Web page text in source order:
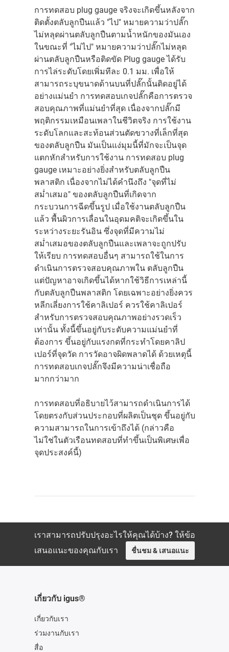
การทดสอบ plug gauge จริงจะเกิดขึ้นหลังจาก
ติดตั้งตลับลูกปืนแล้ว "ไป" หมายความว่าปลั๊ก
ไม่หลุดผ่านตลับลูกปืนตามน้ำหนักของมันเอง
ในขณะที่ "ไม่ไป" หมายความว่าปลั๊กไม่หลุด
ผ่านตลับลูกปืนหรือติดขัด Plug gauge ได้รับ
การไล่ระดับโดยเพิ่มทีละ 0.1 มม. เพื่อให้
สามารถระบุขนาดด้านบนที่ปลั๊กนั้นติดอยู่ได้
อย่างแม่นยำ การทดสอบเกจปลั๊กคือการตรวจ
สอบคุณภาพที่แม่นยำที่สุด เนื่องจากปลั๊กมี
พฤติกรรมเหมือนเพลาในชีวิตจริง การใช้งาน
ระดับโลกและสะท้อนส่วนตัดขวางที่เล็กที่สุด
ของตลับลูกปืน มันเป็นแง่มุมนี้ที่มักจะเป็นจุด
แตกหักสำหรับการใช้งาน การทดสอบ plug
gauge เหมาะอย่างยิ่งสำหรับตลับลูกปืน
พลาสติก เนื่องจากไม่ได้คำนึงถึง "จุดที่ไม่
สม่ำเสมอ" ของตลับลูกปืนที่เกิดจาก
กระบวนการฉีดขึ้นรูป เมื่อใช้งานตลับลูกปืน
แล้ว พื้นผิวการเลื่อนในอุดมคติจะเกิดขึ้นใน
ระหว่างระยะรันอิน ซึ่งจุดที่มีความไม่
สม่ำเสมอของตลับลูกปืนและเพลาจะถูกปรับ
ให้เรียบ การทดสอบอื่นๆ สามารถใช้ในการ
ดำเนินการตรวจสอบคุณภาพใน ตลับลูกปืน
แต่ปัญหาอาจเกิดขึ้นได้หากใช้วิธีการเหล่านี้
กับตลับลูกปืนพลาสติก โดยเฉพาะอย่างยิ่งควร
หลีกเลี่ยงการใช้คาลิเปอร์ ควรใช้คาลิเปอร์
สำหรับการตรวจสอบคุณภาพอย่างรวดเร็ว
เท่านั้น ทั้งนี้ขึ้นอยู่กับระดับความแม่นยำที่
ต้องการ ขึ้นอยู่กับแรงกดที่กระทำโดยคาลิป
เปอร์ที่จุดวัด การวัดอาจผิดพลาดได้ ด้วยเหตุนี้
การทดสอบเกจปลั๊กจึงมีความน่าเชื่อถือ
มากกว่ามาก
การทดสอบที่อธิบายไว้สามารถดำเนินการได้
โดยตรงกับส่วนประกอบที่ผลิตเป็นชุด ขึ้นอยู่กับ
ความสามารถในการเข้าถึงได้ (กล่าวคือ
ไม่ใช่ในตัวเรือนทดสอบที่ทำขึ้นเป็นพิเศษเพื่อ
จุดประสงค์นี้)
เราสามารถปรับปรุงอะไรให้คุณได้บ้าง? ให้ข้อ
เสนอแนะของคุณกับเรา
ชื่นชม & เสนอแนะ
เกี่ยวกับ igus®
เกี่ยวกับเรา
ร่วมงานกับเรา
สื่อ